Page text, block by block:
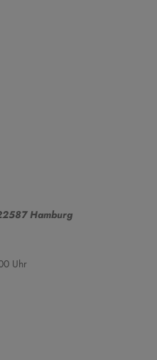
Hamburg
Uhr